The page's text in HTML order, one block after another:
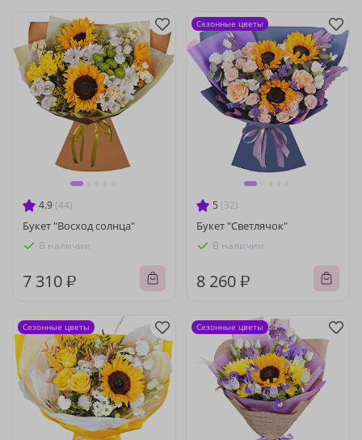
4.9 (44)
Букет "Восход солнца"
В наличии
7 310 ₽
5 (32)
Букет "Светлячок"
В наличии
8 260 ₽
Сезонные цветы
Сезонные цветы Сезонные цветы